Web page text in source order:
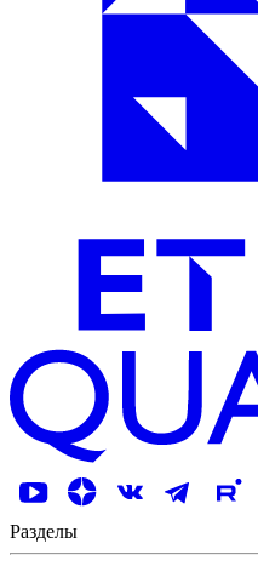
Разделы